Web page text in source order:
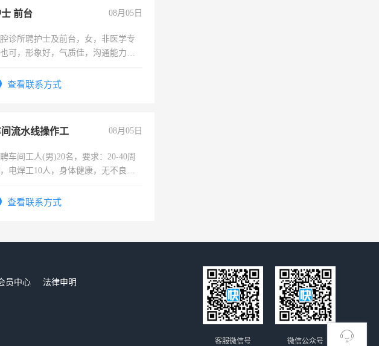
前台 08月05日
腔诊所聘护士及前台，女，非医学专
可，形象好，气质佳，沟通能力
查看联系方式
间流水线操作工 08月05日
车间工人(男)20名，要求：20-40周
电焊工10人，身体健康，无不良嗜
免费发放劳保用品，两班倒，每月
查看联系方式
员中心
法律申明
微信公众号
客服微信号